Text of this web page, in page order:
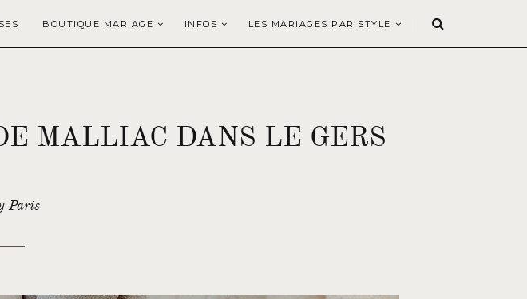
BOUTIQUE MARIAGE INFOS LES MARIAGES PAR STYLE
MALLIAC DANS LE GERS
Paris